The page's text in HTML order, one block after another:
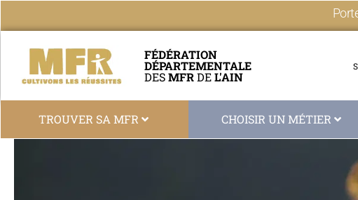
FÉDÉRATION
DÉPARTEMENTALE
DESMFRDEL'AIN
TROUVER SA MFR CHOISIR UN MÉTIER